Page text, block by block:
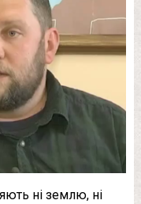
ні землю, ні